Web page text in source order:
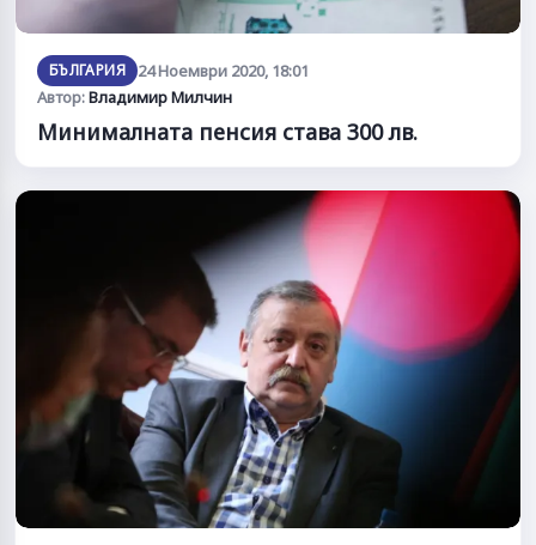
БЪЛГАРИЯ 24 Ноември 2020, 18:01
Автор:Владимир Милчин
Минималната пенсия става 300 лв.